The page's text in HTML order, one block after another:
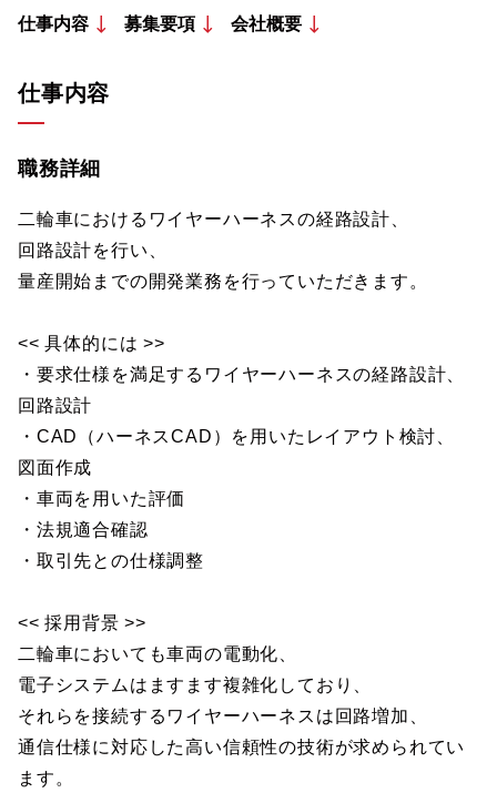
仕事内容 募集要項 会社概要
仕事内容
職務詳細
二輪車におけるワイヤーハーネスの経路設計、
回路設計を行い、
量産開始までの開発業務を行っていただきます。
<< 具体的には >>
・要求仕様を満足するワイヤーハーネスの経路設計、
回路設計
・CAD（ハーネスCAD）を用いたレイアウト検討、
図面作成
・車両を用いた評価
・法規適合確認
・取引先との仕様調整
<< 採用背景 >>
二輪車においても車両の電動化、
電子システムはますます複雑化しており、
それらを接続するワイヤーハーネスは回路増加、
通信仕様に対応した高い信頼性の技術が求められてい
ます。